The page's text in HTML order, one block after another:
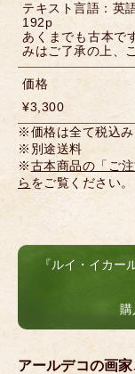
テキスト言語：英
192p
あくまでも古本で
みはご了承の上、
価格
¥3,300
※価格は全て税込み
※別途送料
※古本商品の「ご
ら をご覧ください。
『ルイ・イカ
購
アールデコの画